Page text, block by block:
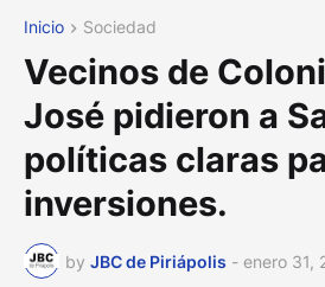
Inicio Sociedad
Vecinos de
José pidieron a
políticas claras
inversiones.
by JBC de Piriápolis - enero 31,